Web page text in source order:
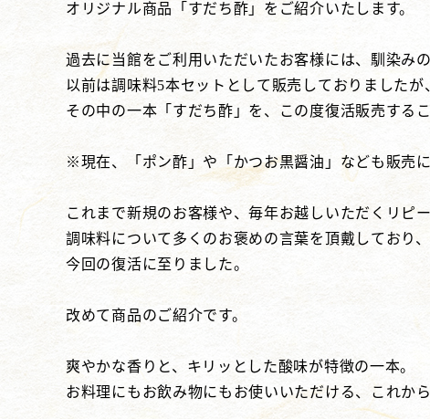
オリジナル商品「すだち酢」をご紹介いたします。
過去に当館をご利用いただいたお客様には、馴染み
以前は調味料5本セットとして販売しておりましたが
その中の一本「すだち酢」を、この度復活販売する
※現在、「ポン酢」や「かつお黒醤油」なども販売
これまで新規のお客様や、毎年お越しいただくリピ
調味料について多くのお褒めの言葉を頂戴しており、
今回の復活に至りました。
改めて商品のご紹介です。
爽やかな香りと、キリッとした酸味が特徴の一本。
お料理にもお飲み物にもお使いいただける、これか